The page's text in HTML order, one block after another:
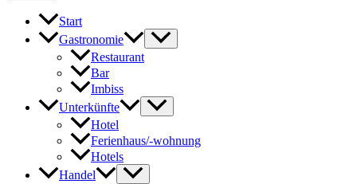
Start
Gastronomie
Restaurant
Bar
Imbiss
Unterkünfte
Hotel
Ferienhaus/-wohnung
Hotels
Handel